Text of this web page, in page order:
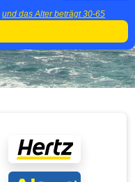
und das Alter beträgt30-65